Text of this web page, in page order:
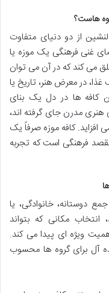
هاست؟
از دو دنیای متفاوت
غنی فرهنگی یک موزه یا
می کند که در آن می توان
در معرض هنر، تاریخ یا
کافه ها در دل یک بنای
مدرن جای گرفته اند،
افزاید. کافه موزه صرفاً یک
فرهنگی است که تجربه
دوستانه، خانوادگی، یا
مکانی که بتواند
ویژه ای پیدا می کند.
آل برای گروه ها محسوب